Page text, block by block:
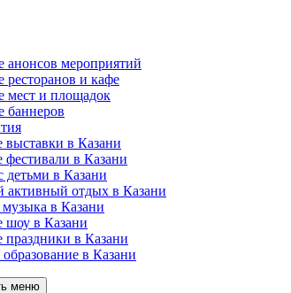
анонсов мероприятий
ресторанов и кафе
мест и площадок
баннеров
выставки в Казани
фестивали в Казани
детьми в Казани
активный отдых в Казани
музыка в Казани
шоу в Казани
праздники в Казани
в Казани
меню